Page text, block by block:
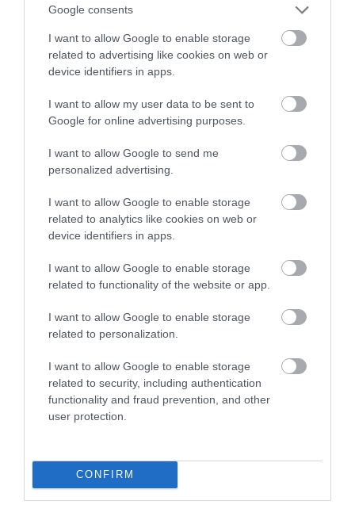
Google consents
I want to allow Google to enable storage
related to advertising like cookies on web or
device identifiers in apps.
I want to allow my user data to be sent to
Google for online advertising purposes.
I want to allow Google to send me
personalized advertising.
I want to allow Google to enable storage
related to analytics like cookies on web or
device identifiers in apps.
I want to allow Google to enable storage
related to functionality of the website or app.
I want to allow Google to enable storage
related to personalization.
I want to allow Google to enable storage
related to security, including authentication
functionality and fraud prevention, and other
user protection.
CONFIRM
219 41 228
1 h 40 min
One Teaspoon And All The Worms In The Body
Die Instantly
273 134 196